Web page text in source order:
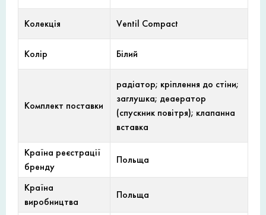
Колекція Ventil Compact
Колір Білий
Комплект поставки
радіатор; кріплення до стіни;
заглушка; деаератор
(спускник повітря); клапанна
вставка
Країна реєстрації
бренду
Польща
Країна
виробництва
Польща